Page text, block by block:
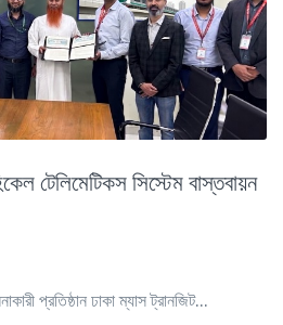
টেলিমেটিকস সিস্টেম বাস্তবায়ন
প্রতিষ্ঠান ঢাকা ম্যাস ট্রানজিট...